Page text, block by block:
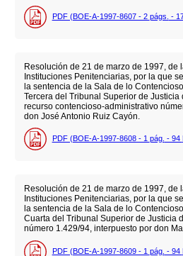
PDF (BOE-A-1997-8607 - 2 págs. -
Resolución de 21 de marzo de 1997, de
Instituciones Penitenciarias, por la que
la sentencia de la Sala de lo
Tercera del Tribunal Superior de Justicia
recurso contencioso-administrativo
don José Antonio Ruiz Cayón.
PDF (BOE-A-1997-8608 - 1 pág. - 94
Resolución de 21 de marzo de 1997, de
Instituciones Penitenciarias, por la que
la sentencia de la Sala de lo
Cuarta del Tribunal Superior de Justicia
número 1.429/94, interpuesto por don
PDF (BOE-A-1997-8609 - 1 pág. - 94